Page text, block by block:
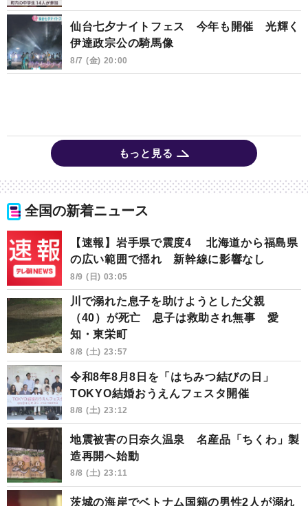
仙台七夕ナイトフェス 今年も開催 光輝く
伊達政宗公の騎馬像
8/7 (金) 20:00
もっと見る
全国の新着ニュース
【速報】岩手県で震度4 北海道から福島県
の広い範囲で揺れ 新幹線に影響なし
8/9 (日) 03:05
川で溺れた息子を助けようとした父親
（40）が死亡 息子は救助され無事 愛
知・東栄町
8/8 (土) 23:57
令和8年8月8日を「はちみつ結びの日」
TOKYO結婚おうえんフェスタ開催
8/8 (土) 23:12
地震被害の日奈久温泉 名産品「ちくわ」製
造再開へ始動
8/8 (土) 23:11
茨城の海岸でベトナム国籍の男性2人が溺れ